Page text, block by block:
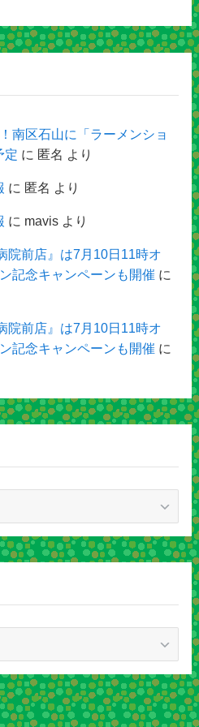
南区石山に「ラーメンショ
定 に 匿名 より
に 匿名 より
に mavisより
院前店』は7月10日11時オ
記念キャンペーンも開催 に
院前店』は7月10日11時オ
記念キャンペーンも開催 に